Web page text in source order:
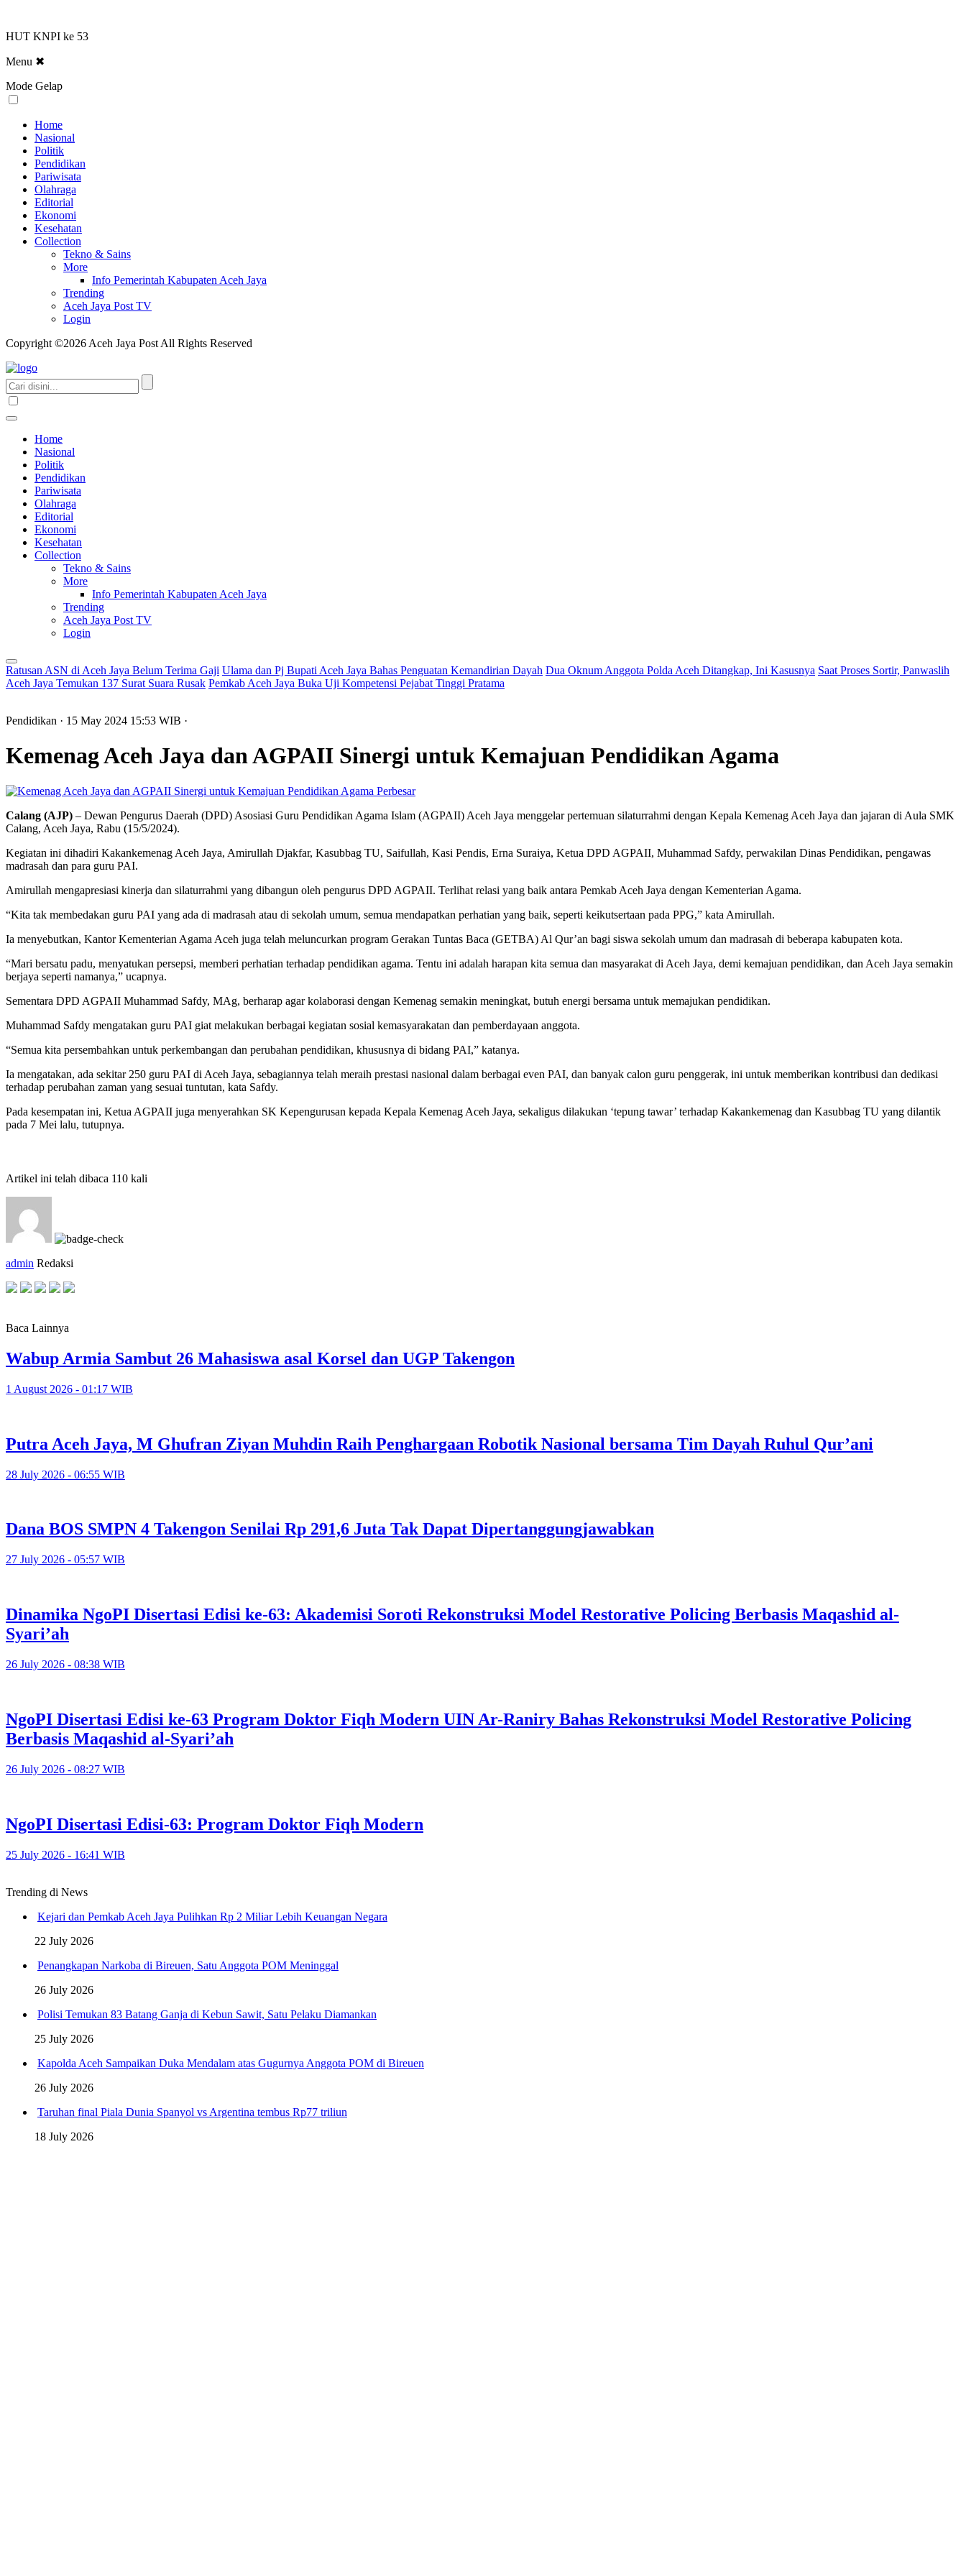
HUT KNPI ke 53
Menu ✖
Mode Gelap
Home
Nasional
Politik
Pendidikan
Pariwisata
Olahraga
Editorial
Ekonomi
Kesehatan
Collection
Tekno & Sains
More
Info Pemerintah Kabupaten Aceh Jaya
Trending
Aceh Jaya Post TV
Login
Copyright ©2026 Aceh Jaya Post All Rights Reserved
Home
Nasional
Politik
Pendidikan
Pariwisata
Olahraga
Editorial
Ekonomi
Kesehatan
Collection
Tekno & Sains
More
Info Pemerintah Kabupaten Aceh Jaya
Trending
Aceh Jaya Post TV
Login
Ratusan ASN di Aceh Jaya Belum Terima Gaji Ulama dan Pj Bupati Aceh Jaya Bahas Penguatan Kemandirian Dayah Dua Oknum Anggota Polda Aceh Ditangkap, Ini Kasusnya Saat Proses Sortir, Panwaslih
Aceh Jaya Temukan 137 Surat Suara Rusak Pemkab Aceh Jaya Buka Uji Kompetensi Pejabat Tinggi Pratama
Pendidikan · 15 May 2024 15:53 WIB ·
Kemenag Aceh Jaya dan AGPAII Sinergi untuk Kemajuan Pendidikan Agama
Perbesar
Calang (AJP) – Dewan Pengurus Daerah (DPD) Asosiasi Guru Pendidikan Agama Islam (AGPAII) Aceh Jaya menggelar pertemuan silaturrahmi dengan Kepala Kemenag Aceh Jaya dan jajaran di Aula SMK
Calang, Aceh Jaya, Rabu (15/5/2024).
Kegiatan ini dihadiri Kakankemenag Aceh Jaya, Amirullah Djakfar, Kasubbag TU, Saifullah, Kasi Pendis, Erna Suraiya, Ketua DPD AGPAII, Muhammad Safdy, perwakilan Dinas Pendidikan, pengawas
madrasah dan para guru PAI.
Amirullah mengapresiasi kinerja dan silaturrahmi yang dibangun oleh pengurus DPD AGPAII. Terlihat relasi yang baik antara Pemkab Aceh Jaya dengan Kementerian Agama.
“Kita tak membedakan guru PAI yang ada di madrasah atau di sekolah umum, semua mendapatkan perhatian yang baik, seperti keikutsertaan pada PPG,” kata Amirullah.
Ia menyebutkan, Kantor Kementerian Agama Aceh juga telah meluncurkan program Gerakan Tuntas Baca (GETBA) Al Qur’an bagi siswa sekolah umum dan madrasah di beberapa kabupaten kota.
“Mari bersatu padu, menyatukan persepsi, memberi perhatian terhadap pendidikan agama. Tentu ini adalah harapan kita semua dan masyarakat di Aceh Jaya, demi kemajuan pendidikan, dan Aceh Jaya semakin
berjaya seperti namanya,” ucapnya.
Sementara DPD AGPAII Muhammad Safdy, MAg, berharap agar kolaborasi dengan Kemenag semakin meningkat, butuh energi bersama untuk memajukan pendidikan.
Muhammad Safdy mengatakan guru PAI giat melakukan berbagai kegiatan sosial kemasyarakatan dan pemberdayaan anggota.
“Semua kita persembahkan untuk perkembangan dan perubahan pendidikan, khususnya di bidang PAI,” katanya.
Ia mengatakan, ada sekitar 250 guru PAI di Aceh Jaya, sebagiannya telah meraih prestasi nasional dalam berbagai even PAI, dan banyak calon guru penggerak, ini untuk memberikan kontribusi dan dedikasi
terhadap perubahan zaman yang sesuai tuntutan, kata Safdy.
Pada kesempatan ini, Ketua AGPAII juga menyerahkan SK Kepengurusan kepada Kepala Kemenag Aceh Jaya, sekaligus dilakukan ‘tepung tawar’ terhadap Kakankemenag dan Kasubbag TU yang dilantik
pada 7 Mei lalu, tutupnya.
Artikel ini telah dibaca 110 kali
admin Redaksi
Baca Lainnya
Wabup Armia Sambut 26 Mahasiswa asal Korsel dan UGP Takengon
1 August 2026 - 01:17 WIB
Putra Aceh Jaya, M Ghufran Ziyan Muhdin Raih Penghargaan Robotik Nasional bersama Tim Dayah Ruhul Qur’ani
28 July 2026 - 06:55 WIB
Dana BOS SMPN 4 Takengon Senilai Rp 291,6 Juta Tak Dapat Dipertanggungjawabkan
27 July 2026 - 05:57 WIB
Dinamika NgoPI Disertasi Edisi ke-63: Akademisi Soroti Rekonstruksi Model Restorative Policing Berbasis Maqashid al-
Syari’ah
26 July 2026 - 08:38 WIB
NgoPI Disertasi Edisi ke-63 Program Doktor Fiqh Modern UIN Ar-Raniry Bahas Rekonstruksi Model Restorative Policing
Berbasis Maqashid al-Syari’ah
26 July 2026 - 08:27 WIB
NgoPI Disertasi Edisi-63: Program Doktor Fiqh Modern
25 July 2026 - 16:41 WIB
Trending di News
Kejari dan Pemkab Aceh Jaya Pulihkan Rp 2 Miliar Lebih Keuangan Negara
22 July 2026
Penangkapan Narkoba di Bireuen, Satu Anggota POM Meninggal
26 July 2026
Polisi Temukan 83 Batang Ganja di Kebun Sawit, Satu Pelaku Diamankan
25 July 2026
Kapolda Aceh Sampaikan Duka Mendalam atas Gugurnya Anggota POM di Bireuen
26 July 2026
Taruhan final Piala Dunia Spanyol vs Argentina tembus Rp77 triliun
18 July 2026